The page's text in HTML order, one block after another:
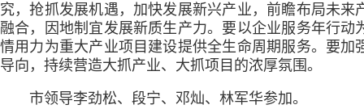
究，抢抓发展机遇，加快发展新兴产业，前瞻布局未
融合，因地制宜发展新质生产力。要以企业服务年行
情用力为重大产业项目建设提供全生命周期服务。要
导向，持续营造大抓产业、大抓项目的浓厚氛围。
市领导李劲松、段宁、邓灿、林军华参加。